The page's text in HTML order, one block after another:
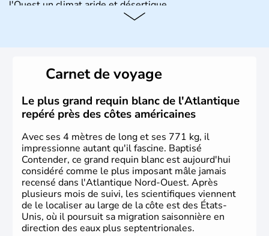
l'Ouest un climat aride et désertique.
Plusieurs populations se sont succédées avant l'arrivée
des européens, suite à la découverte du continent par
Christophe Colomb en 1492. Les 13 colonies
britanniques proclament la Déclaration d'indépendance
en 1776 et adoptent leur première constitution en 1787.
La conquête de l'Ouest marque ensuite l'entrée dans une
phase de développement intense.
Carnet de voyage
Le plus grand requin blanc de l'Atlantique
repéré près des côtes américaines
Avec ses 4 mètres de long et ses 771 kg, il
impressionne autant qu'il fascine. Baptisé
Contender, ce grand requin blanc est aujourd'hui
considéré comme le plus imposant mâle jamais
recensé dans l'Atlantique Nord-Ouest. Après
plusieurs mois de suivi, les scientifiques viennent
de le localiser au large de la côte est des États-
Unis, où il poursuit sa migration saisonnière en
direction des eaux plus septentrionales.